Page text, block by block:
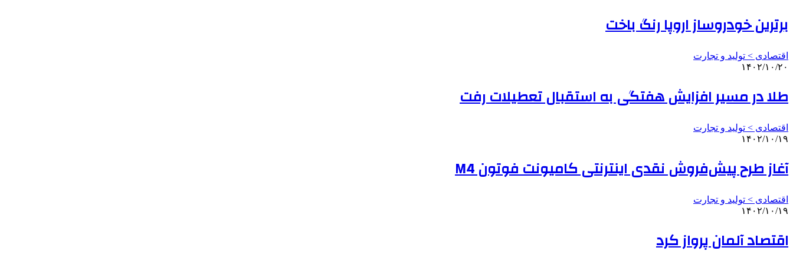
برترین خودروساز اروپا رنگ باخت
اقتصادی > تولید و تجارت
۱۴۰۲/۱۰/۲۰
طلا در مسیر افزایش هفتگی به استقبال تعطیلات رفت
اقتصادی > تولید و تجارت
۱۴۰۲/۱۰/۱۹
آغاز طرح پیش‌فروش نقدی اینترنتی کامیونت فوتون M4
اقتصادی > تولید و تجارت
۱۴۰۲/۱۰/۱۹
اقتصاد آلمان پرواز کرد